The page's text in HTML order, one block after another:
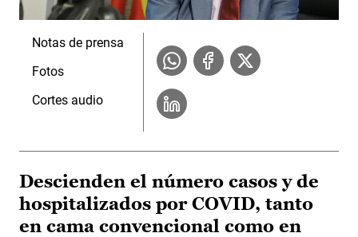
Notas de prensa
Fotos
Cortes audio
Descienden el número casos y de
hospitalizados por COVID, tanto
en cama convencional como en